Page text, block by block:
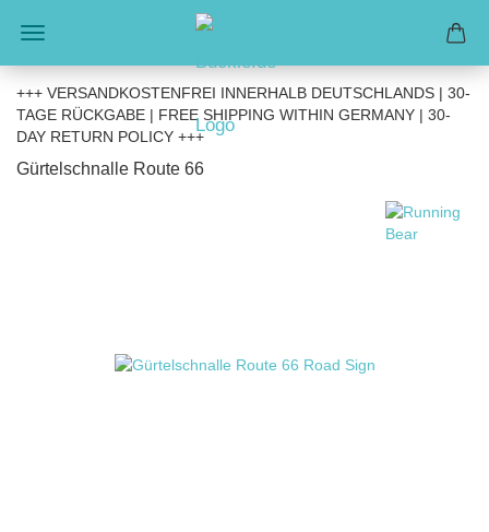
+++ VERSANDKOSTENFREI INNERHALB DEUTSCHLANDS | 30-
TAGE RÜCKGABE | FREE SHIPPING WITHIN GERMANY | 30-
DAY RETURN POLICY +++
Gürtelschnalle Route 66